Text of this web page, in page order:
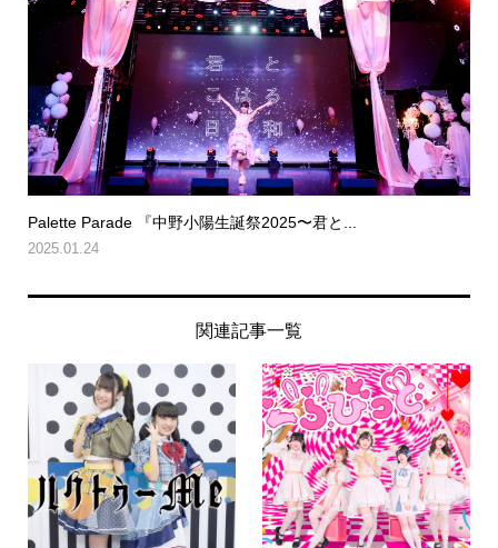
Palette Parade 『中野小陽生誕祭2025〜君と...
2025.01.24
関連記事一覧